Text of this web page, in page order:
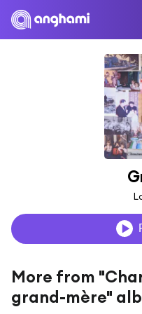
More from
grand-mère"